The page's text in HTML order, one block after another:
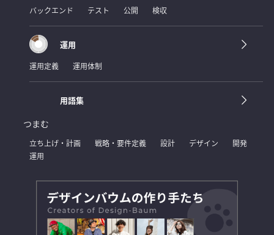
バックエンド
テスト 公開 検収
運用
運用定義 運用体制
用語集
つまむ
立ち上げ・計画 戦略・要件定義 設計 デザイン
開発
運用